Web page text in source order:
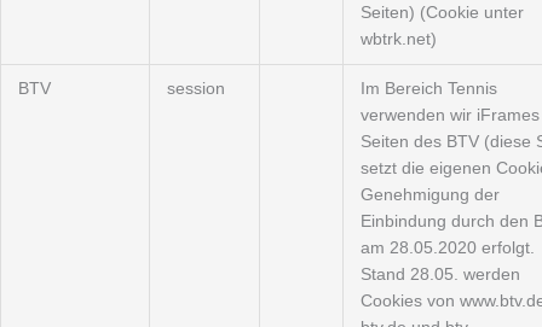
Seiten) (Cookie unter
wbtrk.net)
BTV session
Im Bereich Tennis
verwenden wir
Seiten des BTV (diese
setzt die eigenen
Genehmigung der
Einbindung durch den
am 28.05.2020 erfolgt.
Stand 28.05. werden
Cookies von